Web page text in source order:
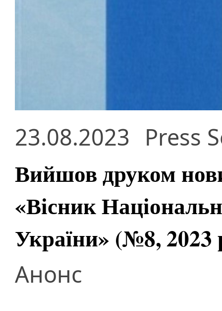
23.08.2023 Press
Вийшов друком
«Вісник
України» (№8, 2023
Анонс